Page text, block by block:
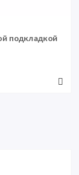
подкладкой